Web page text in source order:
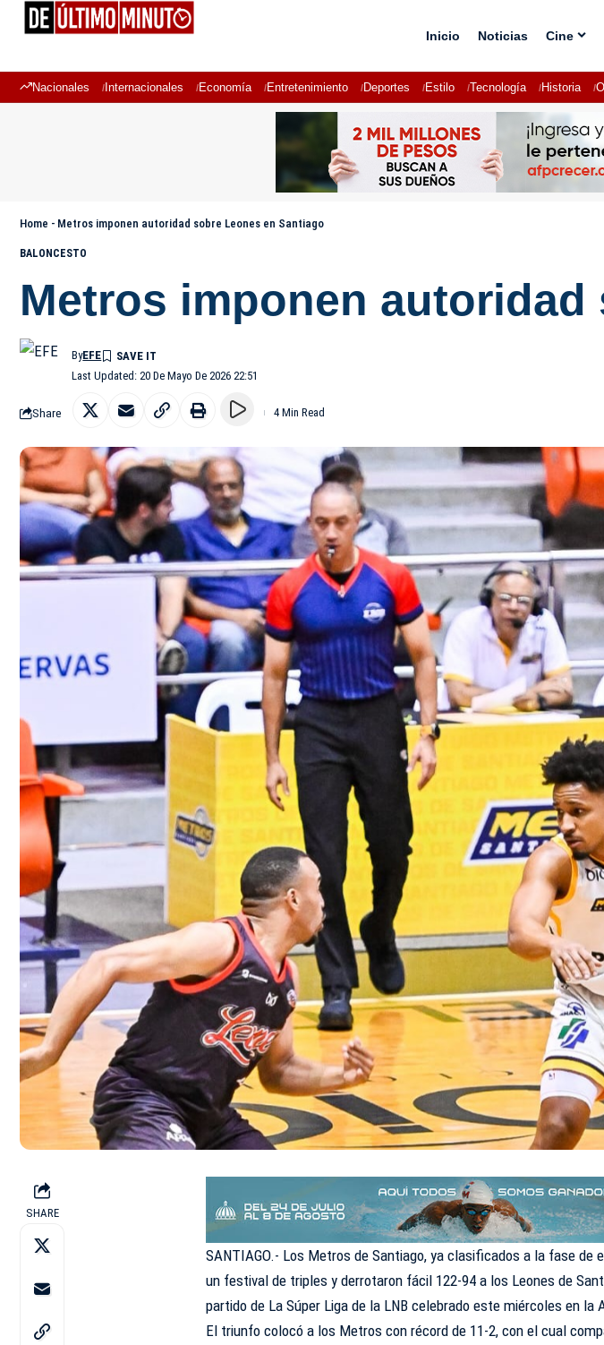
Inicio Noticias Cine
Nacionales Internacionales Economía Entretenimiento Deportes Estilo Tecnología Historia
Home - Metros imponen autoridad sobre Leones en Santiago
BALONCESTO
Metros imponen
Last Updated: 20 De Mayo De 2026 22:51
ByEFE
Share 4 Min Read
SHARE
SANTIAGO.- Los Metros de Santiago, ya clasificados a la fase de
un festival de triples y derrotaron fácil 122-94 a los Leones de
partido de La Súper Liga de la LNB celebrado este miércoles en la
El triunfo colocó a los Metros con récord de 11-2, con el cual